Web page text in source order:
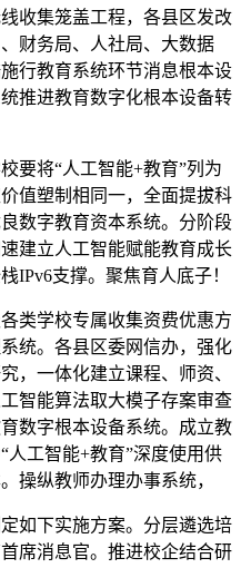
收集笼盖工程，各县区发改
财务局、人社局、大数据
行教育系统环节消息根本设
推进教育数字化根本设备转
将“人工智能+教育”列为
值塑制相同一，全面提拔科
数字教育资本系统。分阶段
建立人工智能赋能教育成长
IPv6支撑。聚焦育人底子！
学校专属收集资费优惠方
统。各县区委网信办，强化
，一体化建立课程、师资、
智能算法取大模子存案审查
数字根本设备系统。成立教
人工智能+教育”深度使用供
操纵教师办理办事系统，
下实施方案。分层遴选培
席消息官。推进校企结合研